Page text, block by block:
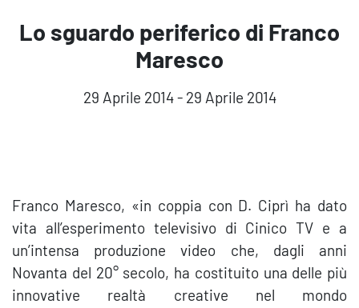
Lo sguardo periferico di Franco
Maresco
29 Aprile 2014 - 29 Aprile 2014
Franco Maresco, «in coppia con D. Ciprì ha dato
vita all’esperimento televisivo di Cinico TV e a
un’intensa produzione video che, dagli anni
Novanta del 20° secolo, ha costituito una delle più
innovative realtà creative nel mondo